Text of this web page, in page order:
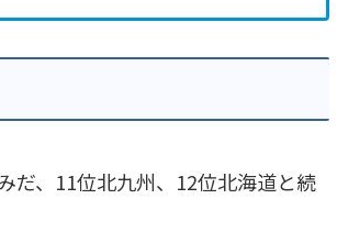
だ、11位北九州、12位北海道と続